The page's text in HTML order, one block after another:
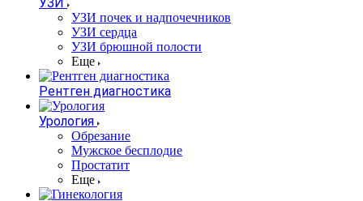
УЗИ почек и надпочечников
УЗИ сердца
УЗИ брюшной полости
Еще
Рентген диагностика
Урология
Обрезание
Мужское бесплодие
Простатит
Еще